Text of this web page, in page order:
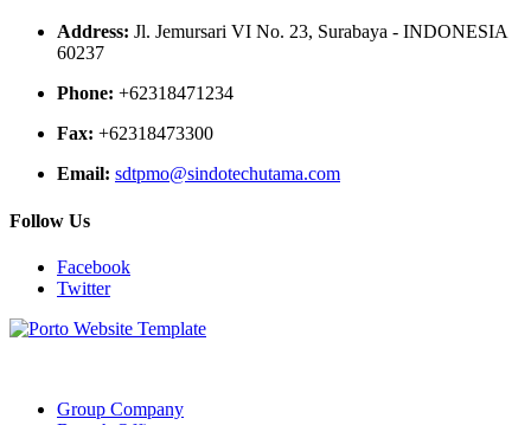
Address: Jl. Jemursari VI No. 23, Surabaya - INDONESIA
60237
Phone: +62318471234
Fax: +62318473300
Email: sdtpmo@sindotechutama.com
Follow Us
Facebook
Twitter
Group Company